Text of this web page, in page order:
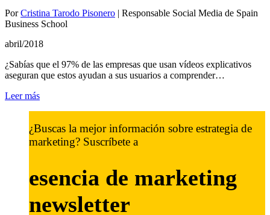
PorCristina Tarodo Pisonero | Responsable Social Media de Spain
Business School
abril/2018
¿Sabías que el 97% de las empresas que usan vídeos explicativos
aseguran que estos ayudan a sus usuarios a comprender…
Leer más
¿Buscas la mejor información sobre estrategia de
marketing? Suscríbete a
esencia de marketing
newsletter